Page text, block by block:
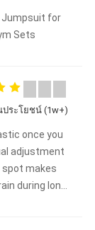
Jumpsuit for
Sets
ประโยชน์ (1w+)
once you
adjustment
makes
during long